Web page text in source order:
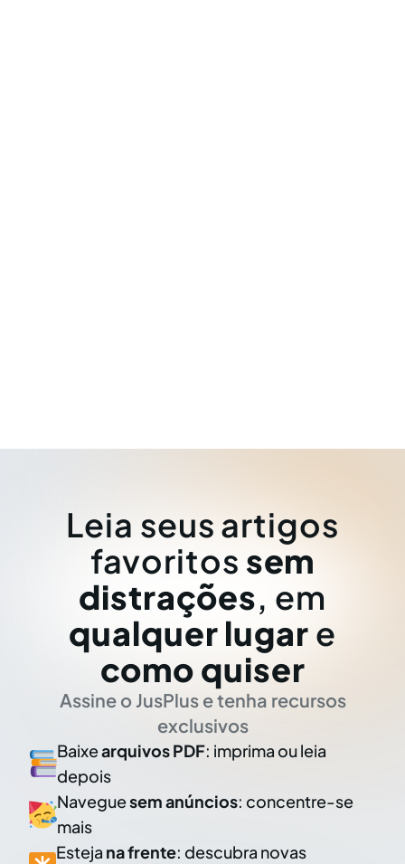
Leia seus artigos
favoritos sem
distrações, em
qualquer lugar e
como quiser
Assine o JusPlus e tenha recursos
exclusivos
Baixearquivos PDF: imprima ou leia
depois
Naveguesem anúncios: concentre-se
mais
Esteja na frente: descubra novas